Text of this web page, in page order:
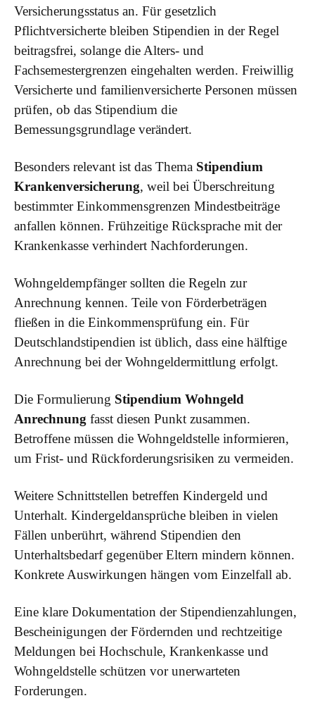
Versicherungsstatus an. Für gesetzlich
Pflichtversicherte bleiben Stipendien in der Regel
beitragsfrei, solange die Alters- und
Fachsemestergrenzen eingehalten werden. Freiwillig
Versicherte und familienversicherte Personen müssen
prüfen, ob das Stipendium die
Bemessungsgrundlage verändert.
Besonders relevant ist das Thema Stipendium
Krankenversicherung, weil bei Überschreitung
bestimmter Einkommensgrenzen Mindestbeiträge
anfallen können. Frühzeitige Rücksprache mit der
Krankenkasse verhindert Nachforderungen.
Wohngeldempfänger sollten die Regeln zur
Anrechnung kennen. Teile von Förderbeträgen
fließen in die Einkommensprüfung ein. Für
Deutschlandstipendien ist üblich, dass eine hälftige
Anrechnung bei der Wohngeldermittlung erfolgt.
Die Formulierung Stipendium Wohngeld
Anrechnung fasst diesen Punkt zusammen.
Betroffene müssen die Wohngeldstelle informieren,
um Frist- und Rückforderungsrisiken zu vermeiden.
Weitere Schnittstellen betreffen Kindergeld und
Unterhalt. Kindergeldansprüche bleiben in vielen
Fällen unberührt, während Stipendien den
Unterhaltsbedarf gegenüber Eltern mindern können.
Konkrete Auswirkungen hängen vom Einzelfall ab.
Eine klare Dokumentation der Stipendienzahlungen,
Bescheinigungen der Fördernden und rechtzeitige
Meldungen bei Hochschule, Krankenkasse und
Wohngeldstelle schützen vor unerwarteten
Forderungen.